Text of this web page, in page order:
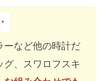
ーなど他の時計だ
グ、スワロフスキ